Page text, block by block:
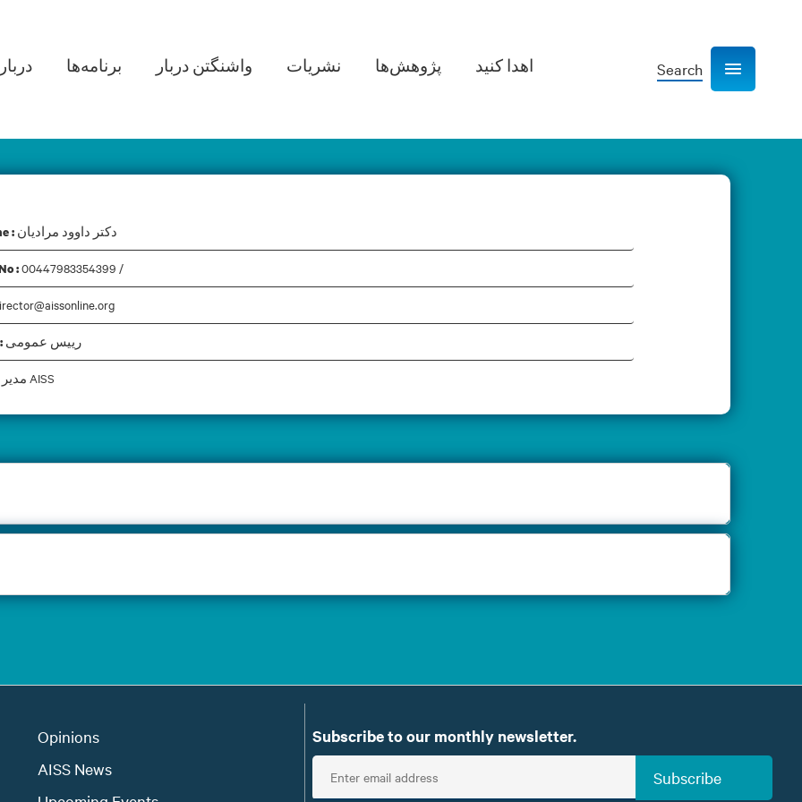
navigation
برنامه‌ها واشنگتن دربار نشریات پژوهش­‌ها اهدا کنید Search Show navigation
: دکتر داوود مرادیان
:00447983354399 /
رییس عمومی
مدیر AISS
Opinions
AISS News
Subscribe to our monthly newsletter.
E
n
Subscribe